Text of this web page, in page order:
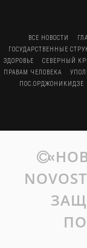
ВСЕ НОВОСТИ
ГОСУДАРСТВЕННЫЕ
ЗДОРОВЬЕ
СЕВЕРНЫЙ
ПРАВАМ ЧЕЛОВЕКА
ПОС.ОРДЖОНИКИДЗЕ